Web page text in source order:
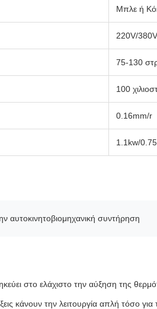
Μπλε ή
220V/
75-130
100
0.16mm/r
1.1kw/
αυτοκινητοβιομηχανική συντήρηση
στο ελάχιστο την αύξηση της
κάνουν την λειτουργία απλή τόσο